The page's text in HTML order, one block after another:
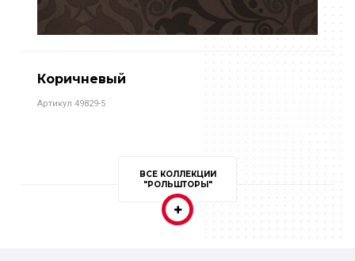
Коричневый
Артикул 49829-5
ВСЕ КОЛЛЕКЦИИ
"РОЛЬШТОРЫ"